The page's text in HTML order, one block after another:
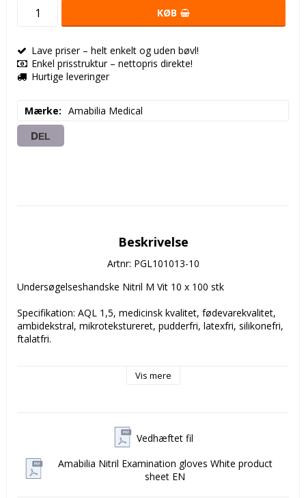
KØB
Lave priser – helt enkelt og uden bøvl!
Enkel prisstruktur – nettopris direkte!
Hurtige leveringer
Mærke Amabilia Medical
DEL
Beskrivelse
Artnr: PGL101013-10
Undersøgelseshandske Nitril M Vit 10 x 100 stk
Specifikation: AQL 1,5, medicinsk kvalitet, fødevarekvalitet,
ambidekstral, mikrotekstureret, pudderfri, latexfri, silikonefri,
ftalatfri.
elasticitet, holdbarhed og taktil følsomhed. Disse handsker
Desuden er de godkendt til brug i kemoterapi/cytostatika og
er også velegnede til fødevarehåndtering. Med et
ergonomisk design, der sikrer optimal pasform og reducerer
Vis mere
Vedhæftet fil
Amabilia Nitril Examination gloves White product
sheet EN